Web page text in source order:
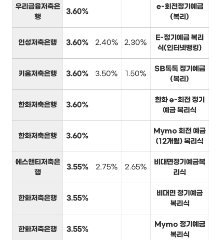
우리금융저축은
행
3.60%
e-회전정기예금
(복리)
인성저축은행 3.60% 2.40% 2.30%
E-정기예금 복리
식(인터넷뱅킹)
키움저축은행 3.60% 3.50% 1.50%
SB톡톡 정기예금
(복리)
한화저축은행 3.60%
한화 e-회전 정기
예금 복리식
한화저축은행 3.60%
Mymo 회전 예금
(12개월) 복리식
에스앤티저축은
행
3.55% 2.75% 2.65%
비대면정기예금복
리식
한화저축은행 3.55%
비대면 정기예금
복리식
한화저축은행 3.55%
Mymo 정기예금
복리식